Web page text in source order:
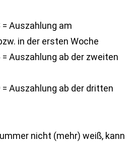
Auszahlung am
in der ersten Woche
Auszahlung ab der zweiten
Auszahlung ab der dritten
nicht (mehr) weiß, kann